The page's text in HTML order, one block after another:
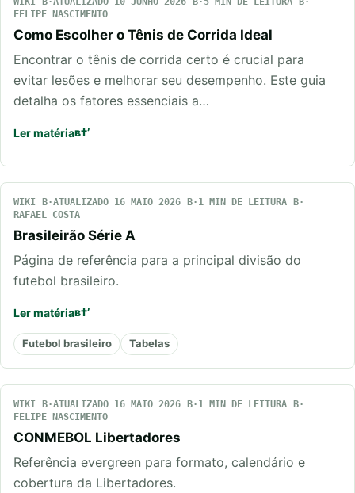
FELIPE NASCIMENTO
Como Escolher o Tênis de Corrida Ideal
Encontrar o tênis de corrida certo é crucial para
evitar lesões e melhorar seu desempenho. Este guia
detalha os fatores essenciais a…
Ler matéria
WIKI ATUALIZADO 16 MAIO 2026
1 MIN DE LEITURA
RAFAEL COSTA
Brasileirão Série A
Página de referência para a principal divisão do
futebol brasileiro.
Ler matéria
Futebol brasileiro Tabelas
WIKI ATUALIZADO 16 MAIO 2026
1 MIN DE LEITURA
FELIPE NASCIMENTO
CONMEBOL Libertadores
Referência evergreen para formato, calendário e
cobertura da Libertadores.